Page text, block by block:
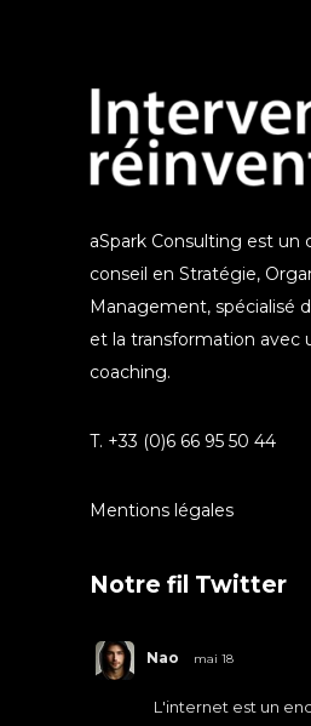
aSpark Consulting est un
conseil en Stratégie,
Management, spécialisé
et la transformation avec
coaching.
T. +33 (0)6 66 95 50 44
Mentions légales
Notre fil Twitter
Nao mai 18
L'internet est un